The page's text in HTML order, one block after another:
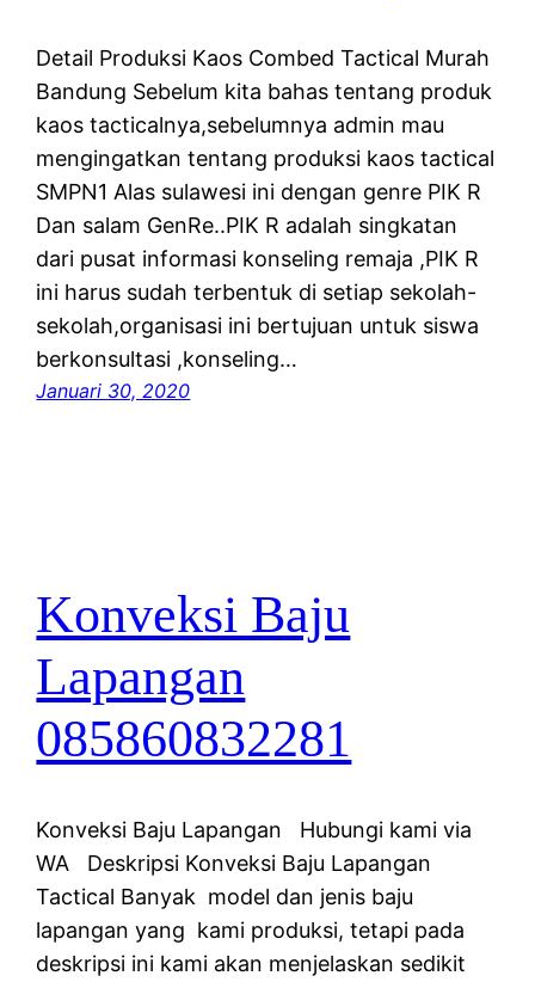
Detail Produksi Kaos Combed Tactical Murah
Bandung Sebelum kita bahas tentang produk
kaos tacticalnya,sebelumnya admin mau
mengingatkan tentang produksi kaos tactical
SMPN1 Alas sulawesi ini dengan genre PIK R
Dan salam GenRe..PIK R adalah singkatan
dari pusat informasi konseling remaja ,PIK R
ini harus sudah terbentuk di setiap sekolah-
sekolah,organisasi ini bertujuan untuk siswa
berkonsultasi ,konseling…
Januari 30, 2020
Konveksi Baju
Lapangan
085860832281
Konveksi Baju Lapangan Hubungi kami via
WA Deskripsi Konveksi Baju Lapangan
Tactical Banyak model dan jenis baju
lapangan yang kami produksi, tetapi pada
deskripsi ini kami akan menjelaskan sedikit